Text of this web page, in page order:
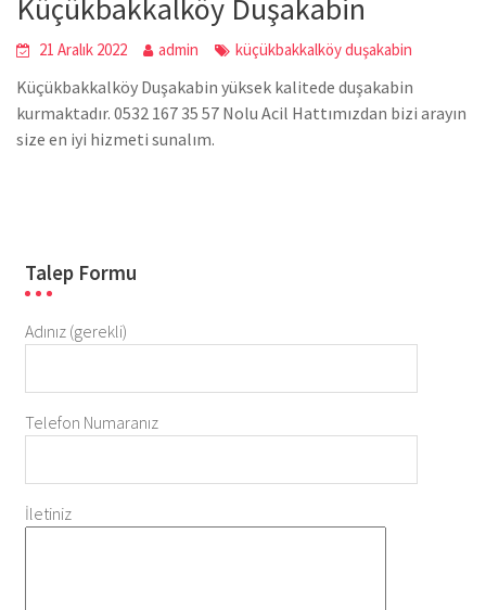
Küçükbakkalköy Duşakabin
21 Aralık 2022 admin küçükbakkalköy duşakabin
Küçükbakkalköy Duşakabin yüksek kalitede duşakabin
kurmaktadır. 0532 167 35 57 Nolu Acil Hattımızdan bizi arayın
size en iyi hizmeti sunalım.
Talep Formu
Adınız (gerekli)
Telefon Numaranız
İletiniz